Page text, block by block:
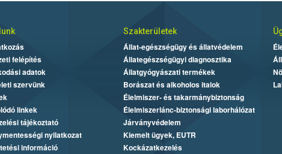
felépítés
adatok
szervünk
linkek
tájékoztató
nyilatkozat
információ
Szakterületek
Állat-egészségügy és állatvédelem
Állategészségügyi diagnosztika
Állatgyógyászati termékek
Borászat és alkoholos italok
Élelmiszer- és takarmánybiztonság
Élelmiszerlánc-biztonsági laborhálózat
Járványvédelem
Kiemelt ügyek, EUTR
Kockázatkezelés